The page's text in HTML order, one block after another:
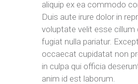
aliquip ex ea commodo
Duis aute irure dolor in
voluptate velit esse cillum
fugiat nulla pariatur.
occaecat cupidatat non
in culpa qui officia
anim id est laborum.